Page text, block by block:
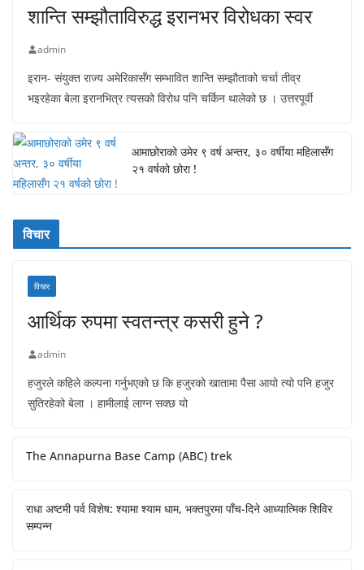
शान्ति सम्झौताविरुद्ध इरानभर विरोधका स्वर
admin
इरान- संयुक्त राज्य अमेरिकासँग सम्भावित शान्ति सम्झौताको चर्चा तीव्र
भइरहेका बेला इरानभित्र त्यसको विरोध पनि चर्किन थालेको छ । उत्तरपूर्वी
आमाछोराको उमेर ९ वर्ष अन्तर, ३० वर्षीया महिलासँग
२१ वर्षको छोरा !
विचार
विचार
आर्थिक रुपमा स्वतन्त्र कसरी हुने ?
admin
हजुरले कहिले कल्पना गर्नुभएको छ कि हजुरको खातामा पैसा आयो त्यो पनि हजुर
सुतिरहेको बेला । हामीलाई लाग्न सक्छ यो
The Annapurna Base Camp (ABC) trek
राधा अष्टमी पर्व विशेष: श्यामा श्याम धाम, भक्तपुरमा पाँच-दिने आध्यात्मिक शिविर
सम्पन्न